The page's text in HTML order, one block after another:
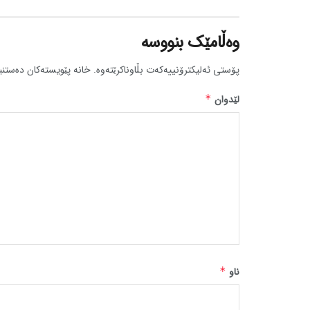
وەڵامێک بنووسە
پۆستی ئەلیکترۆنییەکەت بڵاوناکرێتەوە. خانە پێویستەکان
لێدوان *
ناو *